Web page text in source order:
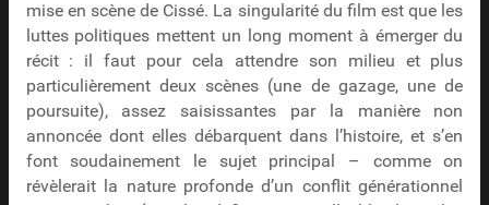
mise en scène de Cissé. La singularité du film est que les
luttes politiques mettent un long moment à émerger du
récit : il faut pour cela attendre son milieu et plus
particulièrement deux scènes (une de gazage, une de
poursuite), assez saisissantes par la manière non
annoncée dont elles débarquent dans l’histoire, et s’en
font soudainement le sujet principal – comme on
révèlerait la nature profonde d’un conflit générationnel